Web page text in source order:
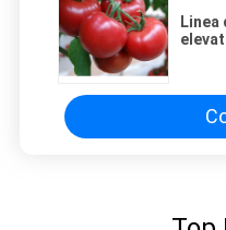
Linea